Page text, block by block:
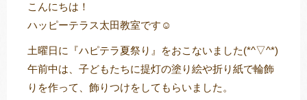
こんにちは！
ハッピーテラス太田教室です☺
土曜日に『ハピテラ夏祭り』をおこないました(*^▽^*)
午前中は、子どもたちに提灯の塗り絵や折り紙で輪飾
りを作って、飾りつけをしてもらいました。